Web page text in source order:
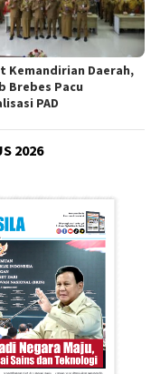
Kemandirian Daerah,
Brebes Pacu
PAD
2026